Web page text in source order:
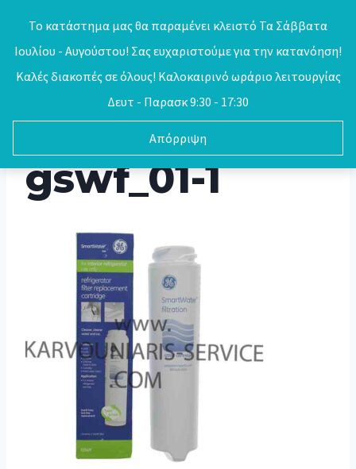
Το κατάστημα μας θα παραμένει κλειστό Τα Σάββατα
Ιουλίου - Αυγούστου! Σας ευχαριστούμε για την κατανόηση!
Καλές διακοπές σε όλους! Καλοκαιρινό ωράριο λειτουργίας
Δευτ - Παρασκ 9:30 - 17:30
Απόρριψη
0
gswf_01-1